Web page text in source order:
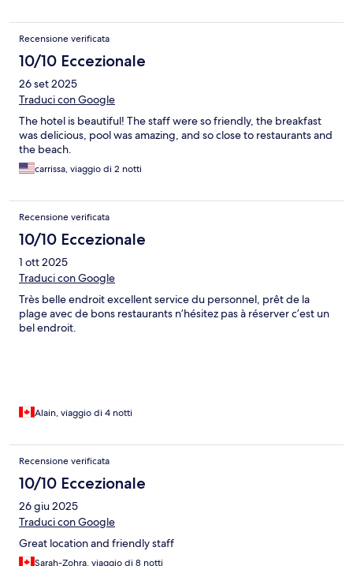
Recensione verificata
10/10 Eccezionale
26 set 2025
Traduci con Google
The hotel is beautiful! The staff were so friendly, the breakfast
was delicious, pool was amazing, and so close to restaurants and
the beach.
carrissa, viaggio di 2 notti
Recensione verificata
10/10 Eccezionale
1 ott 2025
Traduci con Google
Très belle endroit excellent service du personnel, prêt de la
plage avec de bons restaurants n’hésitez pas à réserver c’est un
bel endroit.
Alain, viaggio di 4 notti
Recensione verificata
10/10 Eccezionale
26 giu 2025
Traduci con Google
Great location and friendly staff
Sarah-Zohra, viaggio di 8 notti